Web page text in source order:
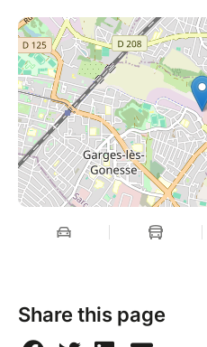
the event. An optional
ticket purchase for those
going.
One world. One night. One
Share this page